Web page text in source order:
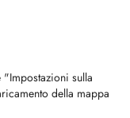
sulla
della mappa